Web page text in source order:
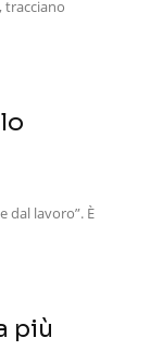
tracciano
dal lavoro”. È
più